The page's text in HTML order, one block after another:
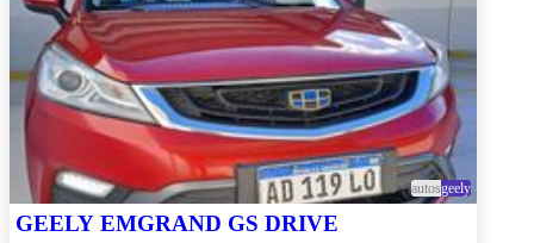
autosgeely
GEELY EMGRAND GS DRIVE